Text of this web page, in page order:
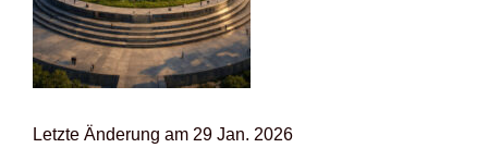
Letz­te Ände­rung am 29 Jan. 2026